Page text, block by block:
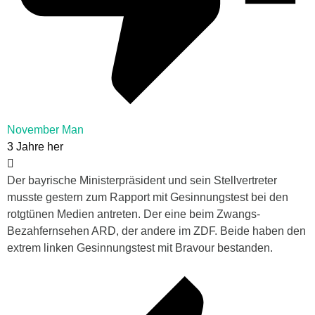
November Man
3 Jahre her
Der bayrische Ministerpräsident und sein Stellvertreter
musste gestern zum Rapport mit Gesinnungstest bei den
rotgtünen Medien antreten. Der eine beim Zwangs-
Bezahfernsehen ARD, der andere im ZDF. Beide haben den
extrem linken Gesinnungstest mit Bravour bestanden.